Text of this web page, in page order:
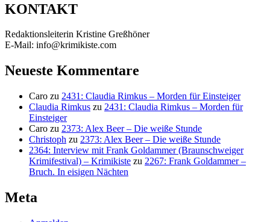
KONTAKT
Redaktionsleiterin Kristine Greßhöner
E-Mail: info@krimikiste.com
Neueste Kommentare
Caro zu 2431: Claudia Rimkus – Morden für Einsteiger
Claudia Rimkus zu 2431: Claudia Rimkus – Morden für
Einsteiger
Caro zu 2373: Alex Beer – Die weiße Stunde
Christoph zu 2373: Alex Beer – Die weiße Stunde
2364: Interview mit Frank Goldammer (Braunschweiger
Krimifestival) – Krimikiste zu 2267: Frank Goldammer –
Bruch. In eisigen Nächten
Meta